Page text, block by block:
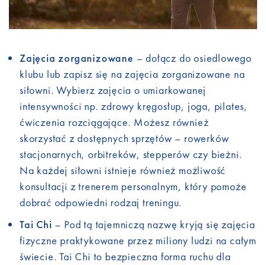
Zajęcia zorganizowane – dołącz do osiedlowego
klubu lub zapisz się na zajęcia zorganizowane na
siłowni. Wybierz zajęcia o umiarkowanej
intensywności np. zdrowy kręgosłup, joga, pilates,
ćwiczenia rozciągające. Możesz również
skorzystać z dostępnych sprzętów – rowerków
stacjonarnych, orbitreków, stepperów czy bieżni.
Na każdej siłowni istnieje również możliwość
konsultacji z trenerem personalnym, który pomoże
dobrać odpowiedni rodzaj treningu.
Tai Chi – Pod tą tajemniczą nazwę kryją się zajęcia
fizyczne praktykowane przez miliony ludzi na całym
świecie. Tai Chi to bezpieczna forma ruchu dla